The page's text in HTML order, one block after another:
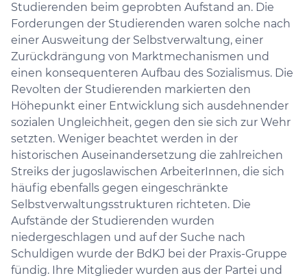
Studierenden beim geprobten Aufstand an. Die
Forderungen der Studierenden waren solche nach
einer Ausweitung der Selbstverwaltung, einer
Zurückdrängung von Marktmechanismen und
einen konsequenteren Aufbau des Sozialismus. Die
Revolten der Studierenden markierten den
Höhepunkt einer Entwicklung sich ausdehnender
sozialen Ungleichheit, gegen den sie sich zur Wehr
setzten. Weniger beachtet werden in der
historischen Auseinandersetzung die zahlreichen
Streiks der jugoslawischen ArbeiterInnen, die sich
häufig ebenfalls gegen eingeschränkte
Selbstverwaltungsstrukturen richteten. Die
Aufstände der Studierenden wurden
niedergeschlagen und auf der Suche nach
Schuldigen wurde der BdKJ bei der Praxis-Gruppe
fündig. Ihre Mitglieder wurden aus der Partei und